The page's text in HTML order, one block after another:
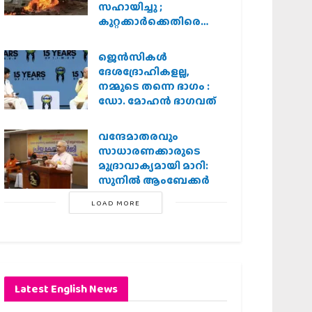
സഹായിച്ചു ;
കുറ്റക്കാർക്കെതിരെ
വേണമെന്ന് വിശ്വഹിന്ദു
പരിഷത്ത്
ജെന്‍സികള്‍
ദേശദ്രോഹികളല്ല,
നമ്മുടെ തന്നെ ഭാഗം :
ഡോ. മോഹന്‍ ഭാഗവത്
വന്ദേമാതരവും
സാധാരണക്കാരുടെ
മുദ്രാവാക്യമായി മാറി:
സുനിൽ ആംബേക്കർ
LOAD MORE
Latest English News